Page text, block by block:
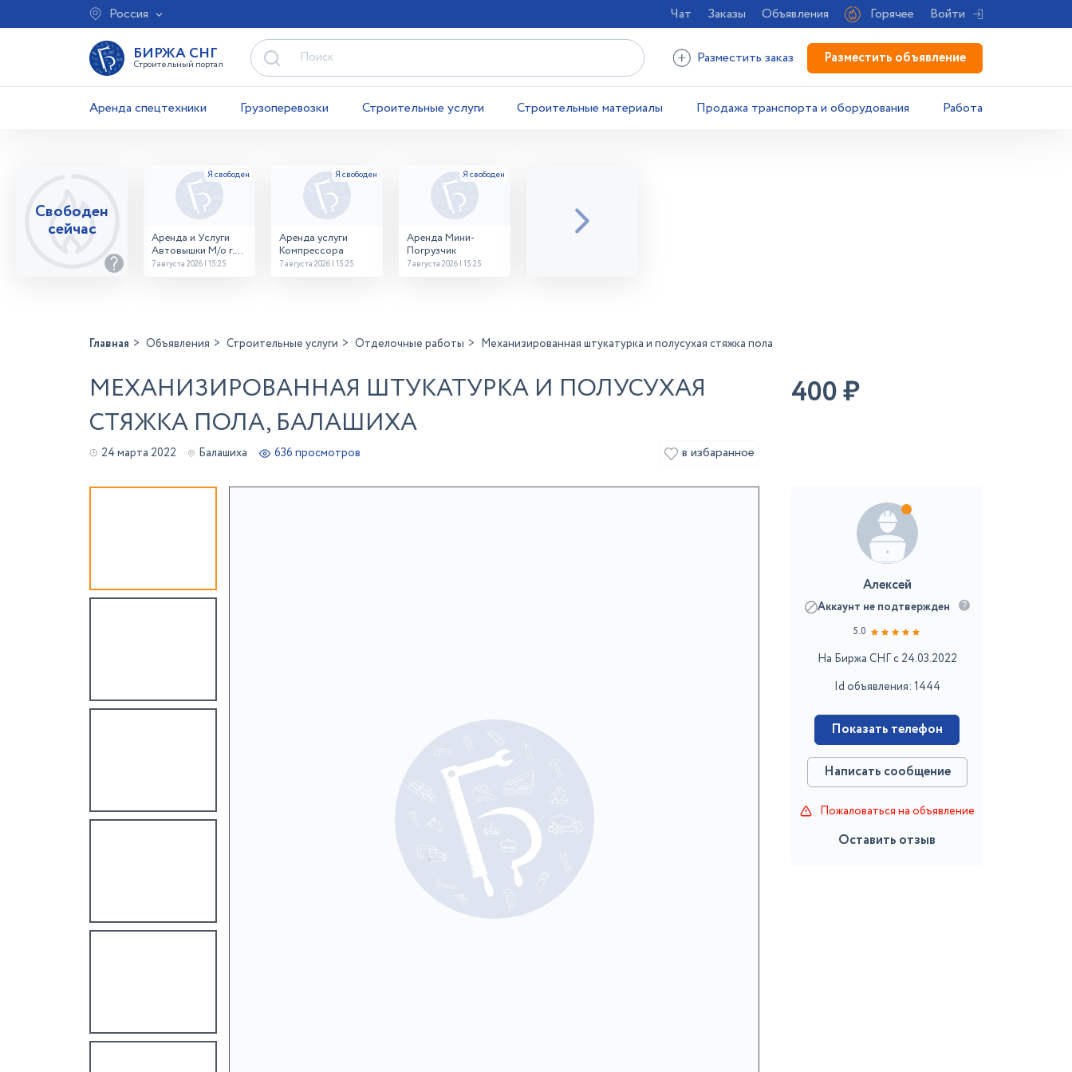
Россия Чат Заказы Объявления Горячее Войти
БИРЖА СНГ
Строительный портал Разместить заказ Разместить объявление
Аренда спецтехники Грузоперевозки Строительные услуги Строительные материалы Продажа транспорта и оборудования Работа
Свободен
сейчас
Аренда и Услуги
Автовышки М/о г.
Домодедово
7 августа 2026 | 15:25
Аренда услуги
Компрессора
7 августа 2026 | 15:25
Аренда Мини-
Погрузчик
7 августа 2026 | 15:25
Главная Объявления Строительные услуги Отделочные работы Механизированная штукатурка и полусухая стяжка пола
МЕХАНИЗИРОВАННАЯ ШТУКАТУРКА И ПОЛУСУХАЯ
СТЯЖКА ПОЛА, БАЛАШИХА
24 марта 2022 Балашиха 636 просмотров в избаранное
400₽
Алексей
Аккаунт не подтвержден
5.0
На Биржа СНГ с 24.03.2022
Id объявления: 1444
Показать телефон
Написать сообщение
Пожаловаться на объявление
Оставить отзыв